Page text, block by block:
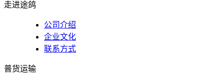
走进途鸽
公司介绍
企业文化
联系方式
普货运输